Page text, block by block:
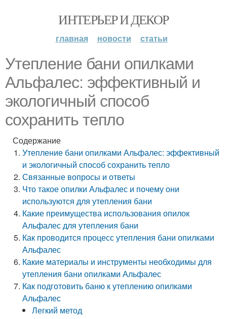
ИНТЕРЬЕР И ДЕКОР
главная новости статьи
Утепление бани опилками
Альфалес: эффективный и
экологичный способ
сохранить тепло
Содержание
Утепление бани опилками Альфалес: эффективный
и экологичный способ сохранить тепло
Связанные вопросы и ответы
Что такое опилки Альфалес и почему они
используются для утепления бани
Какие преимущества использования опилок
Альфалес для утепления бани
Как проводится процесс утепления бани опилками
Альфалес
Какие материалы и инструменты необходимы для
утепления бани опилками Альфалес
Как подготовить баню к утеплению опилками
Альфалес
Легкий метод